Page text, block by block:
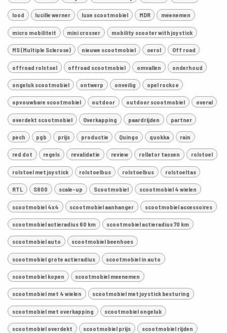
lood lucille werner luxe scootmobiel MDR meenemen
micro mobiliteit mini crosser mobility scooter with joystick
MS (Multiple Sclerose) nieuwe scootmobiel oerol Off road
offroad rolstoel offroad scootmobiel omvallen onderhoud
ongeluk scootmobiel ontwerp onveilig opel rocks e
opvouwbare scootmobiel outdoor outdoor scootmobiel overal
overdekt scootmobiel Overkapping paardrijden partner
pech pgb prijs productie Quingo quokka rain
red dot regels revalidatie review rollator tassen rolstoel
rolstoel met joystick rolstoelbus rolstoelbus rolstoeltas
RTL S800 scale-up Scootmobiel scootmobiel 4 wielen
scootmobiel 4x4 scootmobiel aanhanger scootmobiel accessoires
scootmobiel actieradius 60 km scootmobiel actieradius 70 km
scootmobiel auto scootmobiel beenhoes
scootmobiel grote actieradius scootmobiel in auto
scootmobiel kopen scootmobiel meenemen
scootmobiel met 4 wielen scootmobiel met joystick besturing
scootmobiel met overkapping scootmobiel ongeluk
scootmobiel overdekt scootmobiel prijs scootmobiel rijden